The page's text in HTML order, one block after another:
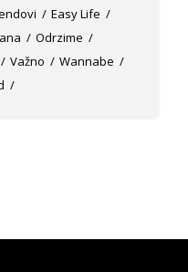
Easy Life
Odrzime
Važno
Wannabe